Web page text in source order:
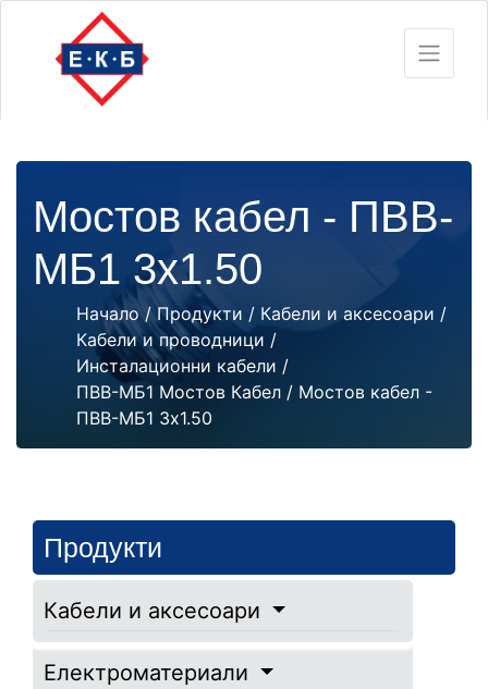
Мостов кабел - ПВВ-
МБ1 3х1.50
Начало/Продукти / Кабели и аксесоари /
Кабели и проводници /
Инсталационни кабели /
ПВВ-МБ1 Мостов Кабел / Мостов кабел -
ПВВ-МБ1 3х1.50
Продукти
Кабели и аксесоари
Електроматериали